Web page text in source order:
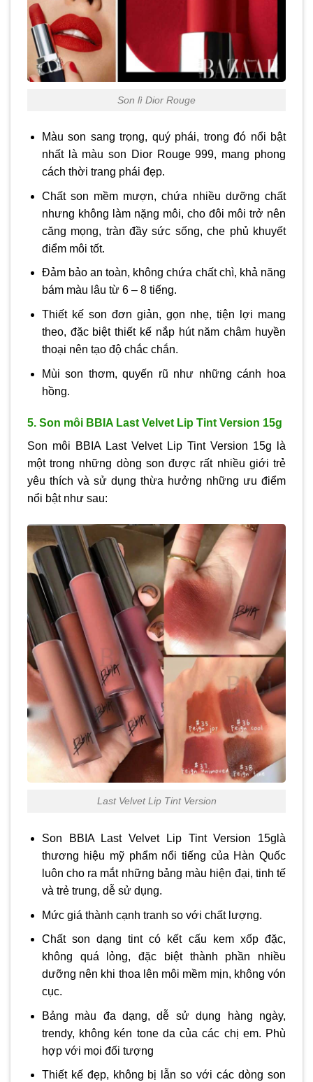
Son lì Dior Rouge
Màu son sang trọng, quý phái, trong đó nổi bật
nhất là màu son Dior Rouge 999, mang phong
cách thời trang phái đẹp.
Chất son mềm mượn, chứa nhiều dưỡng chất
nhưng không làm nặng môi, cho đôi môi trở nên
căng mọng, tràn đầy sức sống, che phủ khuyết
điểm môi tốt.
Đảm bảo an toàn, không chứa chất chì, khả năng
bám màu lâu từ 6 – 8 tiếng.
Thiết kế son đơn giản, gọn nhẹ, tiện lợi mang
theo, đặc biệt thiết kế nắp hút năm châm huyền
thoại nên tạo độ chắc chắn.
Mùi son thơm, quyến rũ như những cánh hoa
hồng.
5. Son môi BBIA Last Velvet Lip Tint Version 15g
Son môi BBIA Last Velvet Lip Tint Version 15g là
một trong những dòng son được rất nhiều giới trẻ
yêu thích và sử dụng thừa hưởng những ưu điểm
nổi bật như sau:
Last Velvet Lip Tint Version
Son BBIA Last Velvet Lip Tint Version 15glà
thương hiệu mỹ phẩm nổi tiếng của Hàn Quốc
luôn cho ra mắt những bảng màu hiện đại, tinh tế
và trẻ trung, dễ sử dụng.
Mức giá thành cạnh tranh so với chất lượng.
Chất son dạng tint có kết cấu kem xốp đặc,
không quá lỏng, đặc biệt thành phần nhiều
dưỡng nên khi thoa lên môi mềm mịn, không vón
cục.
Bảng màu đa dạng, dễ sử dụng hàng ngày,
trendy, không kén tone da của các chị em. Phù
hợp với mọi đối tượng
Thiết kế đẹp, không bị lẫn so với các dòng son